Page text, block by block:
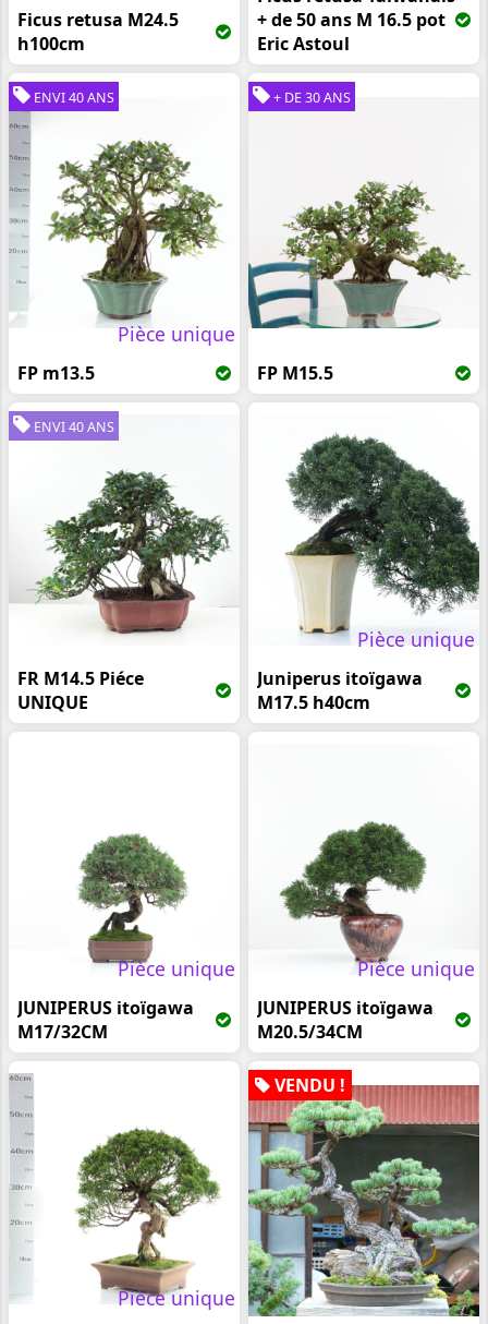
Ficus retusa M24.5
h100cm
+ de 50 ans M 16.5 pot
Eric Astoul
ENVI 40 ANS
Pièce unique
FP m13.5
+ DE 30 ANS
FP M15.5
ENVI 40 ANS
FR M14.5 Piéce
UNIQUE
Pièce unique
Juniperus itoïgawa
M17.5 h40cm
Pièce unique
JUNIPERUS itoïgawa
M17/32CM
Pièce unique
JUNIPERUS itoïgawa
M20.5/34CM
Pièce unique
VENDU !